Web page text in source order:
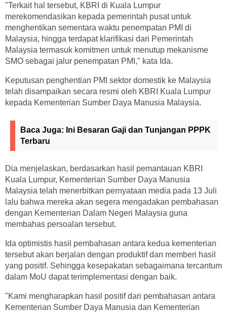
"Terkait hal tersebut, KBRI di Kuala Lumpur
merekomendasikan kepada pemerintah pusat untuk
menghentikan sementara waktu penempatan PMI di
Malaysia, hingga terdapat klarifikasi dari Pemerintah
Malaysia termasuk komitmen untuk menutup mekanisme
SMO sebagai jalur penempatan PMI," kata Ida.
Keputusan penghentian PMI sektor domestik ke Malaysia
telah disampaikan secara resmi oleh KBRI Kuala Lumpur
kepada Kementerian Sumber Daya Manusia Malaysia.
Baca Juga: Ini Besaran Gaji dan Tunjangan PPPK
Terbaru
Dia menjelaskan, berdasarkan hasil pemantauan KBRI
Kuala Lumpur, Kementerian Sumber Daya Manusia
Malaysia telah menerbitkan pernyataan media pada 13 Juli
lalu bahwa mereka akan segera mengadakan pembahasan
dengan Kementerian Dalam Negeri Malaysia guna
membahas persoalan tersebut.
Ida optimistis hasil pembahasan antara kedua kementerian
tersebut akan berjalan dengan produktif dan memberi hasil
yang positif. Sehingga kesepakatan sebagaimana tercantum
dalam MoU dapat terimplementasi dengan baik.
"Kami mengharapkan hasil positif dari pembahasan antara
Kementerian Sumber Daya Manusia dan Kementerian